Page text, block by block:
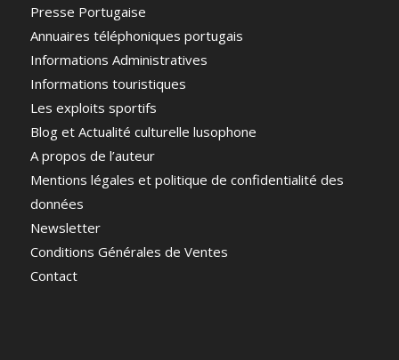
Presse Portugaise
Annuaires téléphoniques portugais
Informations Administratives
Informations touristiques
Les exploits sportifs
Blog et Actualité culturelle lusophone
A propos de l’auteur
Mentions légales et politique de confidentialité des
données
Newsletter
Conditions Générales de Ventes
Contact